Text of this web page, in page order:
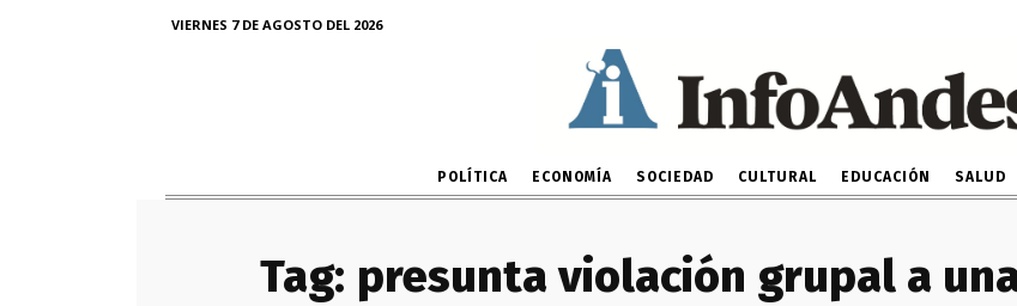
VIERNES 7 DE AGOSTO DEL 2026
POLÍTICA ECONOMÍA SOCIEDAD CULTURAL EDUCACIÓN SALUD
Tag: presunta violación grupal a